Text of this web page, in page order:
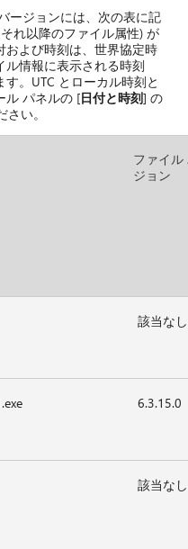
ージョンには、次の表に記
れ以降のファイル属性) が
および時刻は、世界協定時
ル情報に表示される時刻
。UTC とローカル時刻と
ル パネルの [日付と時刻] の
い。
ファイル
ジョン
該当なし
6.3.15.0
該当なし